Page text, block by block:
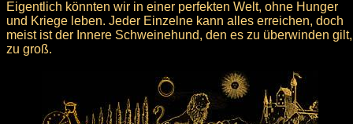
Eigentlich könnten wir in einer perfekten Welt, ohne Hunger
und Kriege leben. Jeder Einzelne kann alles erreichen, doch
meist ist der Innere Schweinehund, den es zu überwinden gilt,
zu groß.